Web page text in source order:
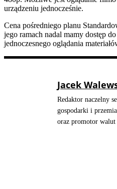
urządzeniu jednocześnie.
Cena pośredniego planu
jego ramach nadal mamy dostęp
jednoczesnego oglądania
Jacek
Redaktor naczelny
gospodarki i
oraz promotor